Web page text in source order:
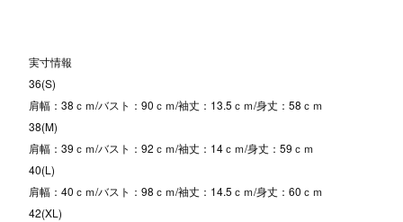
実寸情報
36(S)
肩幅：38ｃｍ/バスト：90ｃｍ/袖丈：13.5ｃｍ/身丈：58ｃｍ
38(M)
肩幅：39ｃｍ/バスト：92ｃｍ/袖丈：14ｃｍ/身丈：59ｃｍ
40(L)
肩幅：40ｃｍ/バスト：98ｃｍ/袖丈：14.5ｃｍ/身丈：60ｃｍ
42(XL)